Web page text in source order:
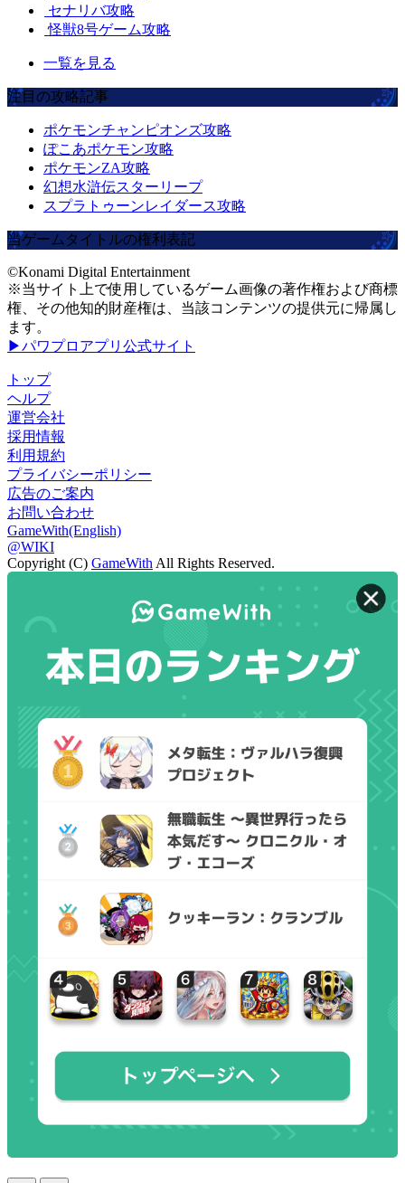
セナリバ攻略
怪獣8号ゲーム攻略
一覧を見る
注目の攻略記事
ポケモンチャンピオンズ攻略
ぽこあポケモン攻略
ポケモンZA攻略
幻想水滸伝スターリープ
スプラトゥーンレイダース攻略
当ゲームタイトルの権利表記
©Konami Digital Entertainment
※当サイト上で使用しているゲーム画像の著作権および商標
権、その他知的財産権は、当該コンテンツの提供元に帰属し
ます。
▶パワプロアプリ公式サイト
トップ
ヘルプ
運営会社
採用情報
利用規約
プライバシーポリシー
広告のご案内
お問い合わせ
GameWith(English)
@WIKI
Copyright (C) GameWith All Rights Reserved.